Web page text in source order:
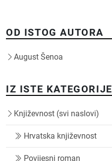
OD ISTOG AUTORA
August Šenoa
IZ ISTE KATEGORIJE
Književnost (svi naslovi)
Hrvatska književnost
Povijesni roman